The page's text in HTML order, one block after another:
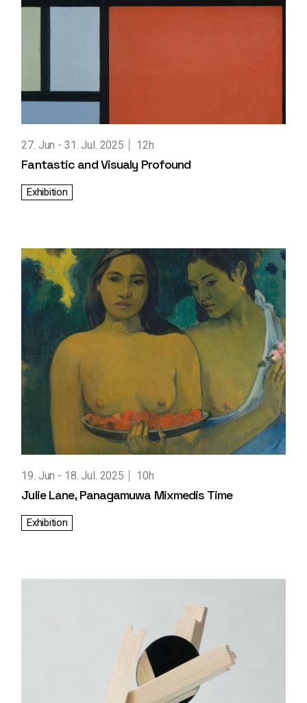
27. Jun 31. Jul. 2025 12h
Fantastic and Visualy Profound
Exhibition
19. Jun 18. Jul. 2025 10h
Julie Lane, Panagamuwa Mixmedis Time
Exhibition